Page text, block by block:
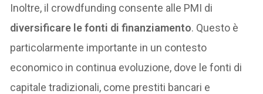
Inoltre, il crowdfunding consente alle PMI di
diversificare le fonti di finanziamento. Questo è
particolarmente importante in un contesto
economico in continua evoluzione, dove le fonti di
capitale tradizionali, come prestiti bancari e